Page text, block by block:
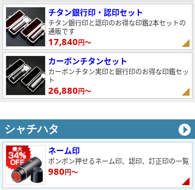
チタン銀行印・認印セット
チタン銀行印と認印のお得な印鑑2本セットの
通販です
17,840円～
カーボンチタンセット
カーボンチタン実印と銀行印のお得な印鑑セッ
ト
26,880円～
シャチハタ
ネーム印
ポンポン押せるネーム印、認印、訂正印の一覧
980円～